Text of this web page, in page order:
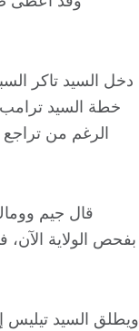
دخل السيد تاكر
خطة السيد ترامب
الرغم من تراجع
بفحص الولاية
ويطلق السيد تيليس